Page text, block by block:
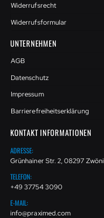
Widerrufsrecht
Widerrufsformular
UNTERNEHMEN
AGB
Datenschutz
Impressum
Barrierefreiheitserklärung
KONTAKT INFORMATIONEN
ADRESSE:
Grünhainer Str. 2, 08297
TELEFON:
+49 37754 3090
E-MAIL:
info@praximed.com